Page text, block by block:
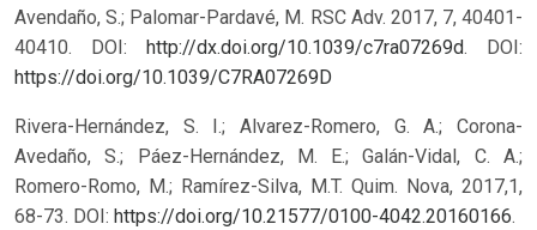
Avendaño, S.; Palomar-Pardavé, M. RSC Adv. 2017, 7, 40401-
40410. DOI:
http://dx.doi.org/10.1039/c7ra07269d.
DOI:
https://doi.org/10.1039/C7RA07269D
Rivera-Hernández, S. I.; Alvarez-Romero, G. A.; Corona-
Avedaño, S.; Páez-Hernández, M. E.; Galán-Vidal, C. A.;
Romero-Romo, M.; Ramírez-Silva, M.T. Quim. Nova, 2017,1,
68-73. DOI: https://doi.org/10.21577/0100-4042.20160166.